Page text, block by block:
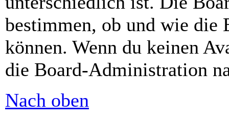
bestimmen, ob und wie die
können. Wenn du keinen
die Board-Administration
Nach oben